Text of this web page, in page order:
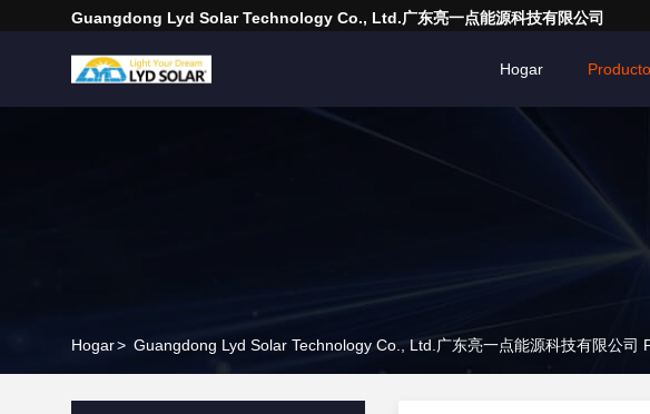
Guangdong Lyd Solar Technology Co., Ltd.广东亮一点能源科技有限公司
Hogar
Hogar> Guangdong Lyd Solar Technology Co., Ltd.广东亮一点能源科技有限公司